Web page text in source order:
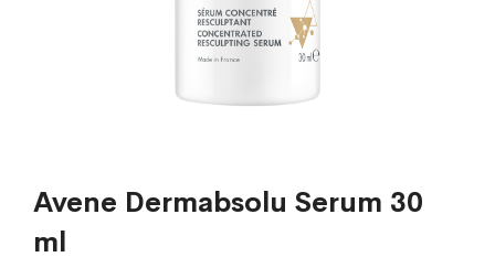
Avene Dermabsolu Serum 30
ml